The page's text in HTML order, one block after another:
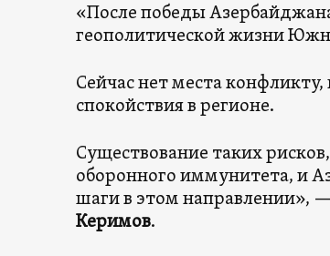
«После победы
геополитической жизни
Сейчас нет места
спокойствия в регионе.
Существование таких
оборонного иммунитета, и
шаги в этом направлении»,
Керимов.